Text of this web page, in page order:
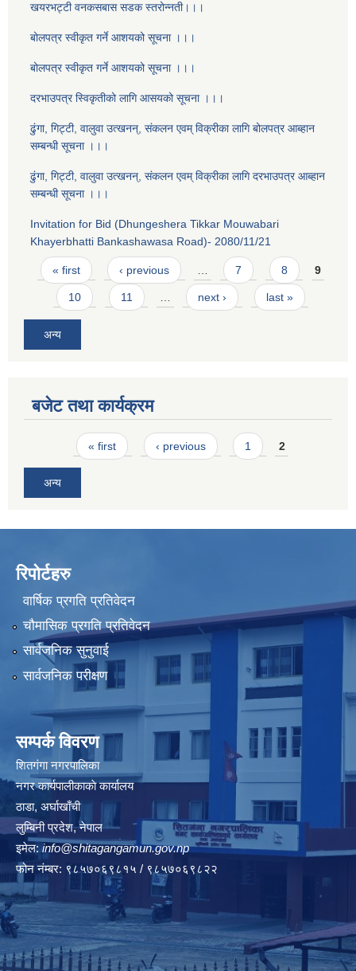
खयरभट्टी वनकसबास सडक स्तरोन्नती।।।
बोलपत्र स्वीकृत गर्ने आशयको सूचना ।।।
बोलपत्र स्वीकृत गर्ने आशयको सूचना ।।।
दरभाउपत्र स्विकृतीको लागि आसयको सूचना ।।।
ढुंगा, गिट्टी, वालुवा उत्खनन्, संकलन एवम् विक्रीका लागि बोलपत्र आब्हान
सम्बन्धी सूचना ।।।
ढुंगा, गिट्टी, वालुवा उत्खनन्, संकलन एवम् विक्रीका लागि दरभाउपत्र आब्हान
सम्बन्धी सूचना ।।।
Invitation for Bid (Dhungeshera Tikkar Mouwabari
Khayerbhatti Bankashawasa Road)- 2080/11/21
Pages
« first ‹ previous … 7 8 9
10 11 … next › last »
अन्य
बजेट तथा कार्यक्रम
Pages« first ‹ previous 1 2
अन्य
रिपोर्टहरु
वार्षिक प्रगति प्रतिवेदन
चौमासिक प्रगति प्रतिवेदन
सार्वजनिक सुनुवाई
सार्वजनिक परीक्षण
सम्पर्क विवरण
शितगंगा नगरपालिका
नगर कार्यपालीकाकाे कार्यालय
ठाडा, अर्घाखाँची
लुम्बिनी प्रदेश, नेपाल
इमेल: info@shitagangamun.gov.np
फोन नंम्बर: ९८५७०६९८१५ / ९८५७०६९८२२